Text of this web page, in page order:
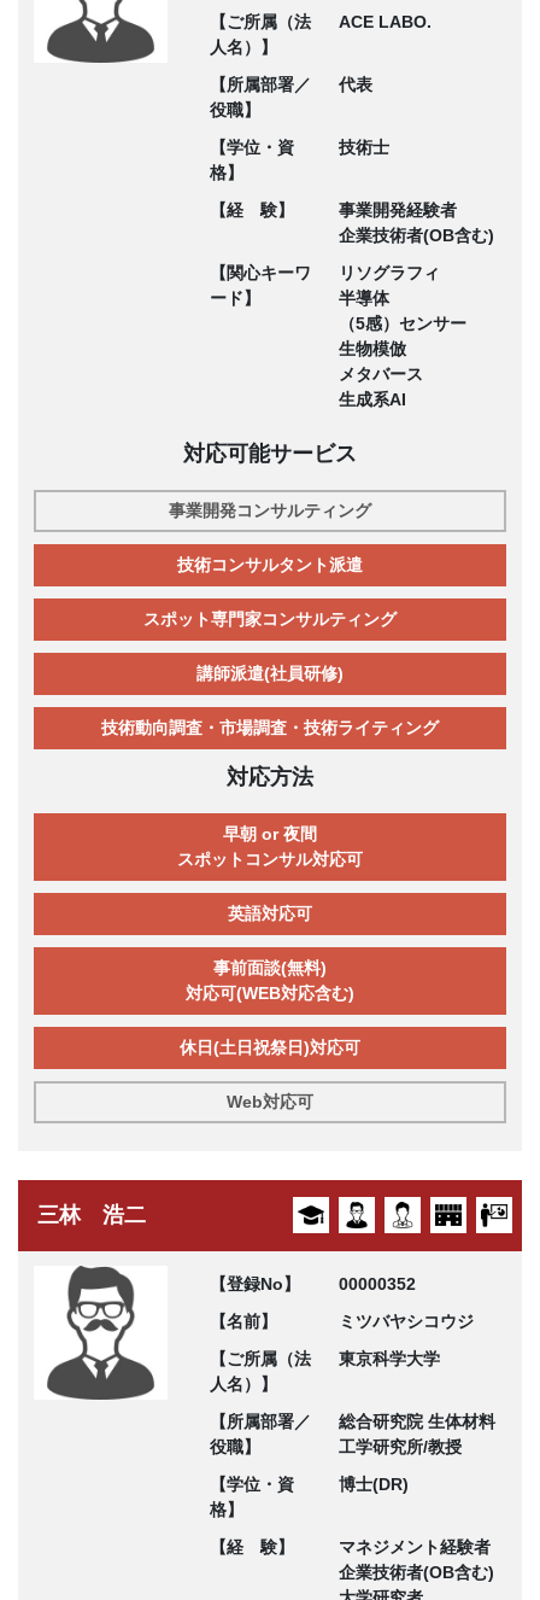
【ご所属（法
人名）】
ACE LABO.
【所属部署／
役職】
代表
【学位・資
格】
技術士
【経 験】
事業開発経験者
企業技術者(OB含む)
【関心キーワ
ード】
リソグラフィ
半導体
（5感）センサー
生物模倣
メタバース
生成系AI
対応可能サービス
事業開発コンサルティング
技術コンサルタント派遣
スポット専門家コンサルティング
講師派遣(社員研修)
技術動向調査・市場調査・技術ライティング
対応方法
早朝 or 夜間
スポットコンサル対応可
英語対応可
事前面談(無料)
対応可(WEB対応含む)
休日(土日祝祭日)対応可
Web対応可
三林 浩二
【登録No】
00000352
【名前】
ミツバヤシコウジ
【ご所属（法
人名）】
東京科学大学
【所属部署／
役職】
総合研究院 生体材料
工学研究所/教授
【学位・資
格】
博士(DR)
【経 験】
マネジメント経験者
企業技術者(OB含む)